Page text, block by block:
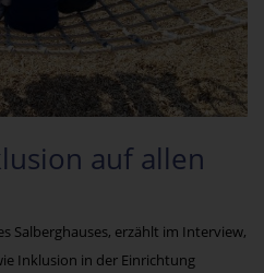
auf allen
Salberghauses, erzählt im Interview,
Inklusion in der Einrichtung